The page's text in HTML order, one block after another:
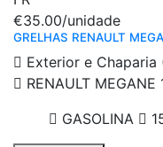
€35.00/unidade
GRELHAS RENAULT
Exterior e Chaparia
RENAULT
GASOLINA